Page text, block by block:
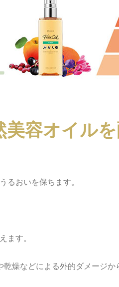
容オイル
るおいを保ちます。
ます。
燥などによる外的ダメージか